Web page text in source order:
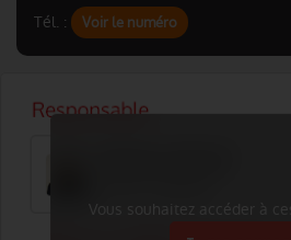
Tél. : Voir le numéro
Vous souhaitez accéder à